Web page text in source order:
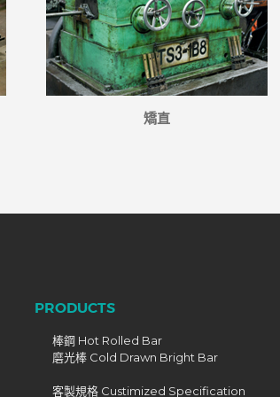
矯直
PRODUCTS
棒鋼 Hot Rolled Bar
磨光棒 Cold Drawn Bright Bar
客製規格 Custimized Specification